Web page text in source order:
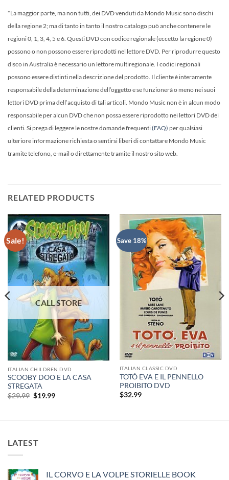
*La maggior parte, ma non tutti, dei DVD venduti da Mondo Music sono dischi
della regione 2; ma di tanto in tanto il nostro catalogo può anche contenere le
regioni 0, 1, 3, 4, 5 e 6. Questi DVD con codice regionale (eccetto la regione 0)
possono o non possono essere riprodotti nel lettore DVD. Per riprodurre questo
disco in Australia è necessario un lettore multiregionale. I codici regionali
possono essere distinti nella descrizione del prodotto. Il cliente è interamente
responsabile della determinazione dell’oggetto e se funzionerà o meno nei suoi
lettori DVD prima dell’acquisto di tali articoli. Mondo Music non è in alcun modo
responsabile per alcun DVD che non possa essere riprodotto nei lettori DVD dei
clienti. Si prega di leggere le nostre domande frequenti(FAQ) per qualsiasi
ulteriore informazione richiesta o sentirsi liberi di contattare Mondo Music
tramite telefono, e-mail o direttamente tramite il nostro sito web.
RELATED PRODUCTS
Sale!
ITALIAN CHILDREN DVD
SCOOBY DOO E LA CASA
STREGATA
$29.99 Original
$19.99Current
Save 18%
ITALIAN CLASSIC DVD
TOTÓ EVA E IL PENNELLO
PROIBITO DVD
$32.99
LATEST
IL CORVO E LA VOLPE STORIELLE BOOK